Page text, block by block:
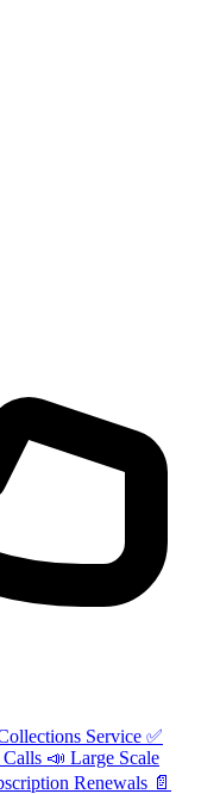
Service ✅
Calls 📣 Large Scale
Renewals 📄